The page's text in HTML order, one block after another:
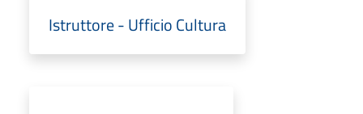
Istruttore - Ufficio Cultura